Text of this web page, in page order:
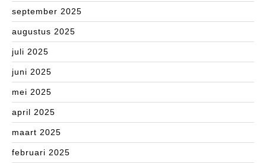
september 2025
augustus 2025
juli 2025
juni 2025
mei 2025
april 2025
maart 2025
februari 2025